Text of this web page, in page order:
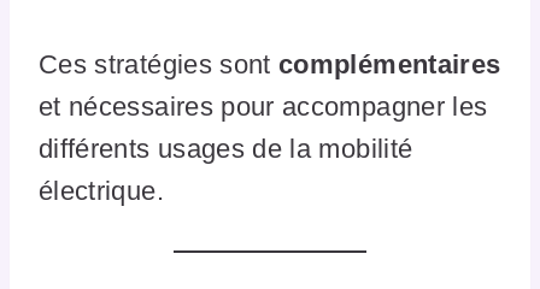
Ces stratégies sont complémentaires
et nécessaires pour accompagner les
différents usages de la mobilité
électrique.